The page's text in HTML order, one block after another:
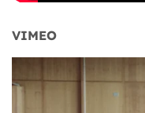
VIMEO